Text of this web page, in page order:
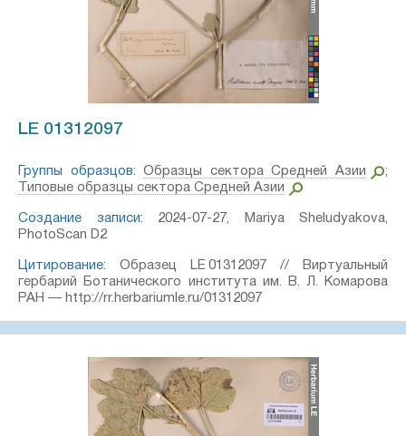
LE 01312097
Группы образцов: Образцы сектора Средней Азии
;
Типовые образцы сектора Средней Азии
Создание записи: 2024-07-27, Mariya Sheludyakova,
PhotoScan D2
Цитирование: Образец LE 01312097 // Виртуальный
гербарий Ботанического института им. В. Л. Комарова
РАН — http://rr.herbariumle.ru/01312097